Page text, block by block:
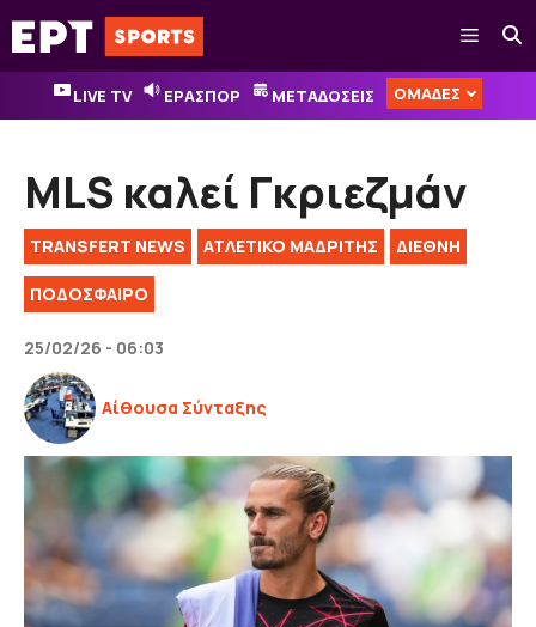
Μετάβαση
σε
περιεχόμενο
Μενού
LIVE TV ΕΡΑΣΠΟΡ ΜΕΤΑΔΟΣΕΙΣ ΟΜΑΔΕΣ
MLS καλεί Γκριεζμάν
TRANSFERT NEWS ΑΤΛΕΤΙΚΟ ΜΑΔΡΙΤΗΣ ΔΙΕΘΝΉ
ΠΟΔΟΣΦΑΙΡΟ
25/02/26 - 06:03
Αίθουσα Σύνταξης